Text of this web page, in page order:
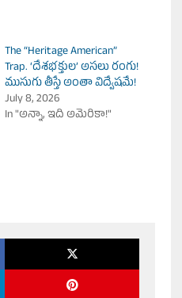
The “Heritage American”
Trap. ‘దేశభక్తుల’ అసలు రంగు!
ముసుగు తీస్తే అంతా విద్వేషమే!
July 8, 2026
In "అన్నా, ఇది అమెరికా!"